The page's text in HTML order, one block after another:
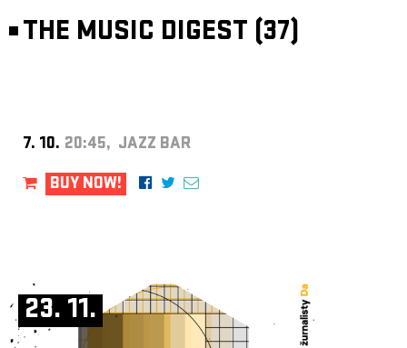
THE MUSIC DIGEST (37)
7. 10. 20:45, JAZZ BAR
BUY NOW!
23. 11.